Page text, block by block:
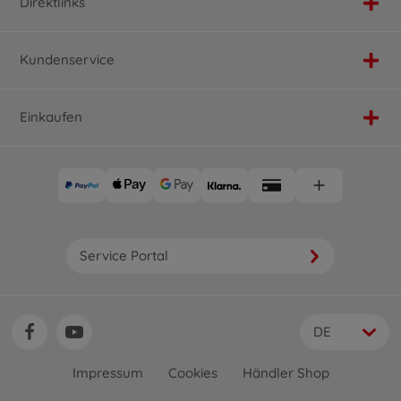
Kundenservice
Einkaufen
Service Portal
DE
Impressum Cookies Händler Shop